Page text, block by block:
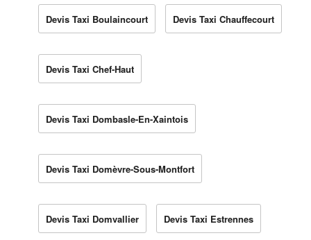
Devis Taxi Boulaincourt Devis Taxi Chauffecourt
Devis Taxi Chef-Haut
Devis Taxi Dombasle-En-Xaintois
Devis Taxi Domèvre-Sous-Montfort
Devis Taxi Domvallier Devis Taxi Estrennes